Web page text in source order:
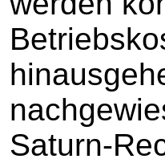
Saturn-